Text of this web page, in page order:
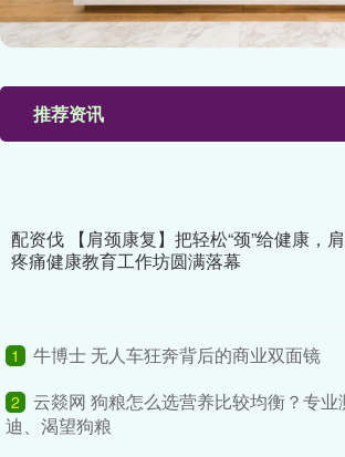
推荐资讯
配资伐 【肩颈康复】把轻松“颈”给健康，
疼痛健康教育工作坊圆满落幕
1 牛博士 无人车狂奔背后的商业双面镜
2
云燚网 狗粮怎么选营养比较均衡？专业
迪、渴望狗粮